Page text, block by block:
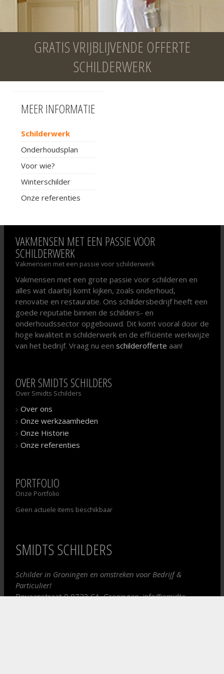
GRATIS VRIJBLIJVENDE OFFERTE
SCHILDERWERK
MEER INFORMATIE
Schilderwerk
Onderhoudsplan
Voor wie?
Winterschilder
Onze referenties
VAKMENSEN MET EEN PASSIE VOOR
SCHILDERWERK
Vakmensen met een passie voor schilderwerk
Vakmensen met een grote passie voor schilderen en
alles wat daarbij komt kijken, zoals onderhoud,
renovatie en restauratie. Ons schildersbedrijf heeft een
goede reputatie binnen de schilders- en
onderhoudssector opgebouwd. Dit komt vooral door de
hoge kwaliteit in schilderwerk en de efficiënte werkwijze
van het bedrijf. Vraag nu een schilderofferte aan!
OVER SMIDTS SCHILDERS
Over Smidts Schilders
Over ons
Onze werkzaamheden
Onze Historie
Onze referenties
PORTFOLIO
Onze Portfolio
Geen actuele items beschikbaar
SMIDTS SCHILDERS
Schilder in Groningen en omstreken voor Bedrijf &
Particulier!
Rouaanstraat 9 9723 CA,Groningen,info@smidts-